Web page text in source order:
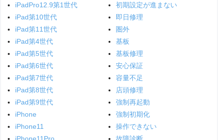
iPadPro12.9第1世代
iPad第10世代
iPad第11世代
iPad第4世代
iPad第5世代
iPad第6世代
iPad第7世代
iPad第8世代
iPad第9世代
iPhone
iPhone11
iPhone11Pro
初期設定が進まない
即日修理
圏外
基板
基板修理
安心保証
容量不足
店頭修理
強制再起動
強制初期化
操作できない
故障診断